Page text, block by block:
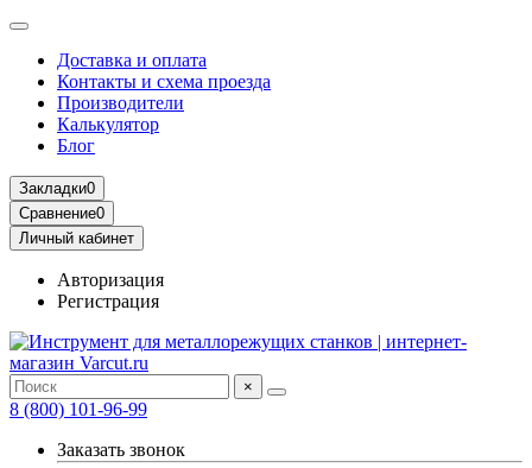
Доставка и оплата
Контакты и схема проезда
Производители
Калькулятор
Блог
Закладки0
Сравнение0
Личный кабинет
Авторизация
Регистрация
×
8 (800) 101-96-99
Заказать звонок